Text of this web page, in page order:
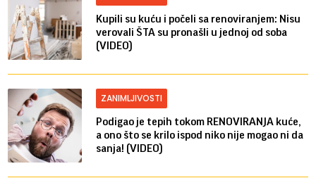
Kupili su kuću i počeli sa renoviranjem: Nisu
verovali ŠTA su pronašli u jednoj od soba
(VIDEO)
ZANIMLJIVOSTI
Podigao je tepih tokom RENOVIRANJA kuće,
a ono što se krilo ispod niko nije mogao ni da
sanja! (VIDEO)